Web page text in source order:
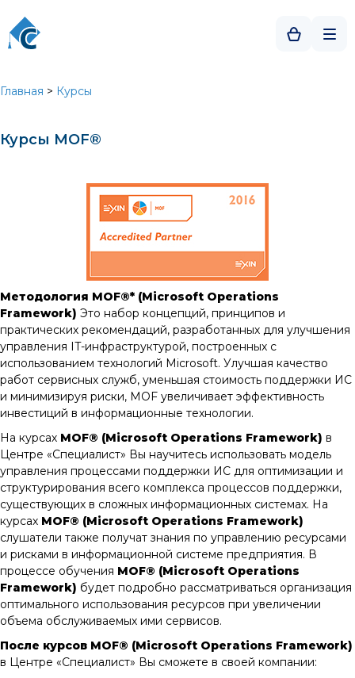
Главная > Курсы
Курсы MOF®
Методология MOF®* (Microsoft Operations
Framework) Это набор концепций, принципов и
практических рекомендаций, разработанных для улучшения
управления IT-инфраструктурой, построенных с
использованием технологий Microsoft. Улучшая качество
работ сервисных служб, уменьшая стоимость поддержки ИС
и минимизируя риски, MOF увеличивает эффективность
инвестиций в информационные технологии.
На курсах MOF® (Microsoft Operations Framework) в
Центре «Специалист» Вы научитесь использовать модель
управления процессами поддержки ИС для оптимизации и
структурирования всего комплекса процессов поддержки,
существующих в сложных информационных системах. На
курсах MOF® (Microsoft Operations Framework)
слушатели также получат знания по управлению ресурсами
и рисками в информационной системе предприятия. В
процессе обучения MOF® (Microsoft Operations
Framework) будет подробно рассматриваться организация
оптимального использования ресурсов при увеличении
объема обслуживаемых ими сервисов.
После курсов MOF® (Microsoft Operations Framework)
в Центре «Специалист» Вы сможете в своей компании: